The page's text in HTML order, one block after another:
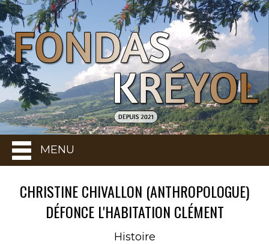
MENU
CHRISTINE CHIVALLON (ANTHROPOLOGUE)
DÉFONCE L'HABITATION CLÉMENT
Histoire